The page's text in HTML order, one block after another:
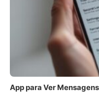
App para Ver